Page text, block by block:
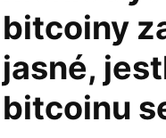
bitcoiny
jasné,
bitcoinu